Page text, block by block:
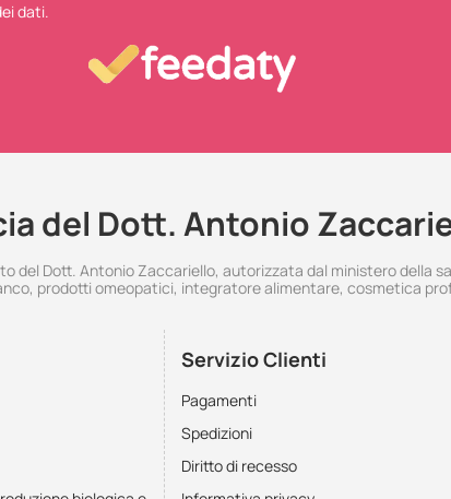
dati.
del Dott. Antonio
del Dott. Antonio Zaccariello, autorizzata dal ministero della
prodotti omeopatici, integratore alimentare, cosmetica
Servizio Clienti
Pagamenti
Spedizioni
Diritto di recesso